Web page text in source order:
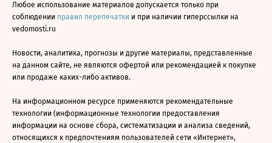
Любое использование материалов допускается только при
соблюдении правил перепечатки и при наличии гиперссылки на
vedomosti.ru
Новости, аналитика, прогнозы и другие материалы, представленные
на данном сайте, не являются офертой или рекомендацией к покупке
или продаже каких-либо активов.
На информационном ресурсе применяются рекомендательные
технологии (информационные технологии предоставления
информации на основе сбора, систематизации и анализа сведений,
относящихся к предпочтениям пользователей сети «Интернет»,